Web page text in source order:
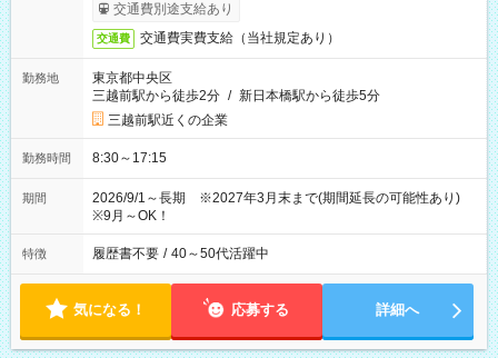
交通費別途支給あり
交通費 交通費実費支給（当社規定あり）
勤務地
東京都中央区
三越前駅から徒歩2分 / 新日本橋駅から徒歩5分
三越前駅近くの企業
勤務時間 8:30～17:15
期間
2026/9/1～長期 ※2027年3月末まで(期間延長の可能性あり)
※9月～OK！
特徴 履歴書不要 / 40～50代活躍中
気になる！ 応募する 詳細へ